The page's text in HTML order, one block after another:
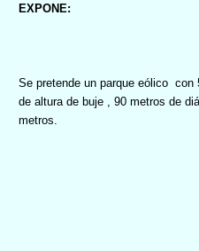
EXPONE:
Se pretende un parque eólico con
de altura de buje , 90 metros de
metros.